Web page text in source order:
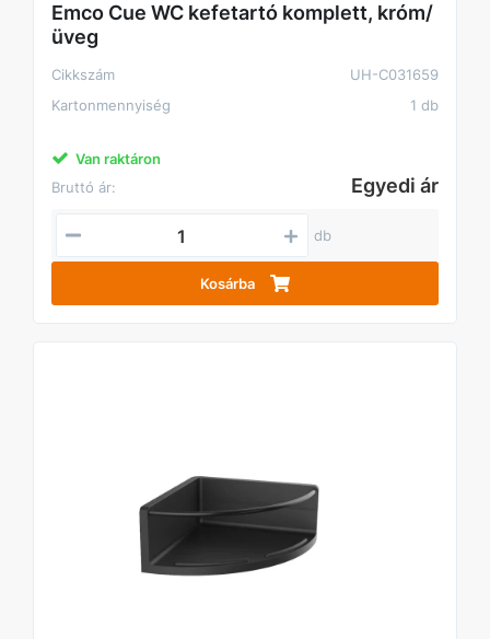
Emco Cue WC kefetartó komplett, króm/
üveg
Cikkszám
UH-C031659
Kartonmennyiség
1 db
Van raktáron
Bruttó ár:
Egyedi ár
db
Kosárba